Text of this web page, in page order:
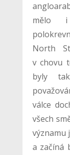
mělo i
North
v chovu
byly
válce
všech
významu
a začíná